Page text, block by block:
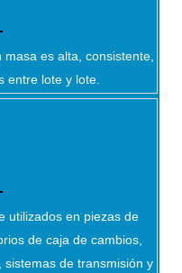
es alta, consistente,
entre lote y lote.
utilizados en piezas de
de caja de cambios,
de transmisión y